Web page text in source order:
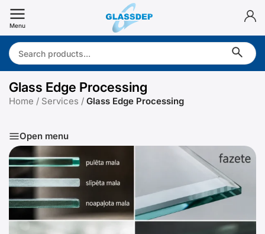
Skip
content
Menu
Search:
Glass Edge Processing
Home / Services / Glass Edge Processing
Open menu